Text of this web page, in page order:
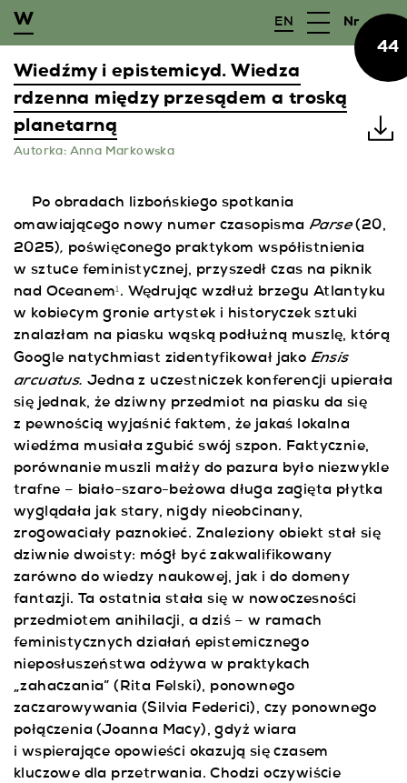
EN Nr
44
WYSZUKAJ
CZASOPISMO
DLA AUTORÓW
ARCHIWUM
Wiedźmy i epistemicyd. Wiedza
rdzenna między przesądem a troską
planetarną
Autorka: Anna Markowska
Po obradach lizbońskiego spotkania
omawiającego nowy numer czasopisma Parse(20,
2025), poświęconego praktykom współistnienia
w sztuce feministycznej, przyszedł czas na piknik
nad Oceanem1 . Wędrując wzdłuż brzegu Atlantyku
w kobiecym gronie artystek i historyczek sztuki
znalazłam na piasku wąską podłużną muszlę, którą
Google natychmiast zidentyfikował jako Ensis
arcuatus.Jedna z uczestniczek konferencji upierała
się jednak, że dziwny przedmiot na piasku da się
z pewnością wyjaśnić faktem, że jakaś lokalna
wiedźma musiała zgubić swój szpon. Faktycznie,
porównanie muszli małży do pazura było niezwykle
trafne – biało-szaro-beżowa długa zagięta płytka
wyglądała jak stary, nigdy nieobcinany,
zrogowaciały paznokieć. Znaleziony obiekt stał się
dziwnie dwoisty: mógł być zakwalifikowany
zarówno do wiedzy naukowej, jak i do domeny
fantazji. Ta ostatnia stała się w nowoczesności
przedmiotem anihilacji, a dziś – w ramach
feministycznych działań epistemicznego
nieposłuszeństwa odżywa w praktykach
„zahaczania” (Rita Felski), ponownego
zaczarowywania (Silvia Federici), czy ponownego
połączenia (Joanna Macy), gdyż wiara
i wspierające opowieści okazują się czasem
kluczowe dla przetrwania. Chodzi oczywiście